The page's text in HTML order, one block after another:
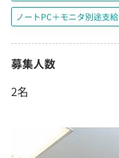
ノートPC＋モニタ別途支給
募集人数
2名